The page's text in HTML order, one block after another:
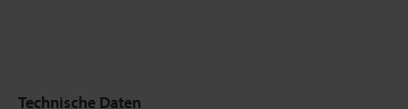
Technische Daten